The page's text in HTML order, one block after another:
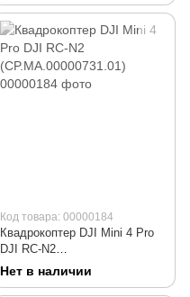
Код товара: 00000184
Квадрокоптер DJI Mini 4 Pro
DJI RC-N2
(CP.MA.00000731.01)
Нет в наличии